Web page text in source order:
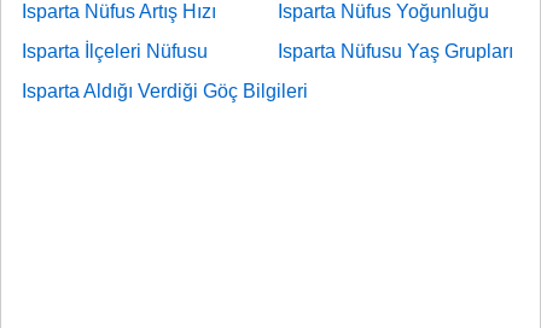
Isparta Nüfus Artış Hızı
Isparta Nüfus Yoğunluğu
Isparta İlçeleri Nüfusu
Isparta Nüfusu Yaş Grupları
Isparta Aldığı Verdiği Göç Bilgileri